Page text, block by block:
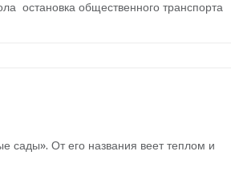
остановка общественного транспорта
От его названия веет теплом и